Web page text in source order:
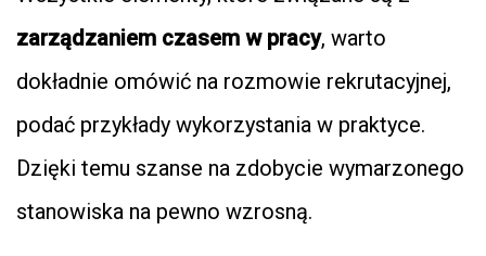
zarządzaniem czasem w pracy, warto
dokładnie omówić na rozmowie rekrutacyjnej,
podać przykłady wykorzystania w praktyce.
Dzięki temu szanse na zdobycie wymarzonego
stanowiska na pewno wzrosną.